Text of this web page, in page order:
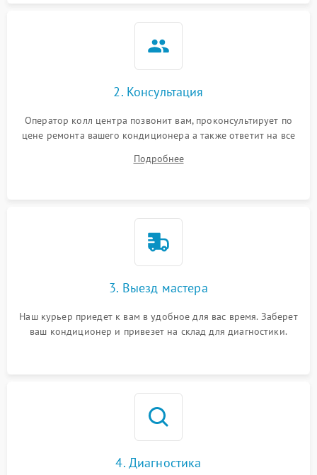
2. Консультация
Оператор колл центра позвонит вам, проконсультирует по
цене ремонта вашего кондиционера а также ответит на все
Подробнее
3. Выезд мастера
Наш курьер приедет к вам в удобное для вас время. Заберет
ваш кондиционер и привезет на склад для диагностики.
4. Диагностика